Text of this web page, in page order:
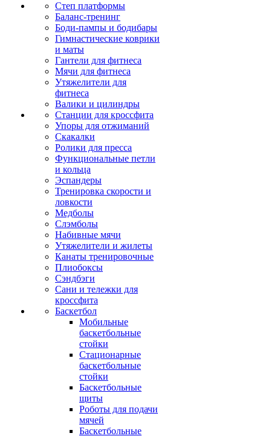
Степ платформы
Баланс-тренинг
Боди-пампы и бодибары
Гимнастические коврики
и маты
Гантели для фитнеса
Мячи для фитнеса
Утяжелители для
фитнеса
Валики и цилиндры
Станции для кроссфита
Упоры для отжиманий
Скакалки
Ролики для пресса
Функциональные петли
и кольца
Эспандеры
Тренировка скорости и
ловкости
Медболы
Слэмболы
Набивные мячи
Утяжелители и жилеты
Канаты тренировочные
Плиобоксы
Сэндбэги
Сани и тележки для
кроссфита
Баскетбол
Мобильные
баскетбольные
стойки
Стационарные
баскетбольные
стойки
Баскетбольные
щиты
Роботы для подачи
мячей
Баскетбольные